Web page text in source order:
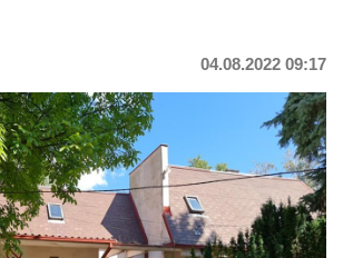
04.08.2022 09:17